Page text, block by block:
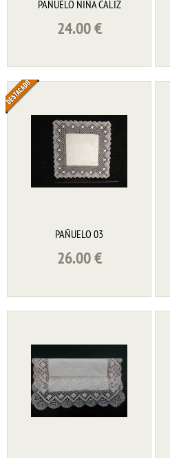
PAÑUELO NIÑA CALIZ
24.00€
PAÑUELO 03
26.00€